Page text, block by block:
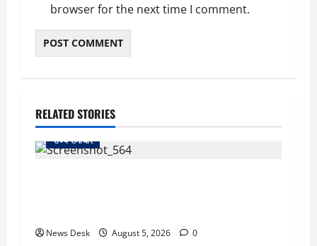
browser for the next time I comment.
RELATED STORIES
राज्य समाचार
News Desk August 5, 2026
0